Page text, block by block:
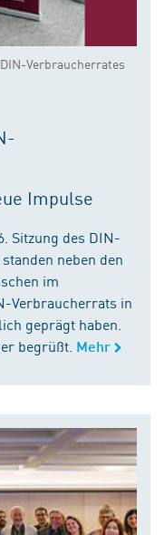
Verbraucherrates
Impulse
Sitzung des DIN-
neben den
im
Verbraucherrats in
geprägt haben.
begrüßt. Mehr